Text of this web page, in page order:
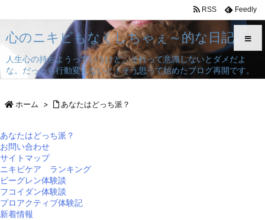
心のニキビもなくしちゃぇ～的な日記
人生心の持ちようっていうけど、それって意識しないとダメだよ
な。だったら行動変えないと！そう思って始めたブログ再開です。
メニュ
RSS Feedly
ホーム > あなたはどっち派？
あなたはどっち派？
お問い合わせ
サイトマップ
ニキビケア ランキング
ビーグレン体験談
フコイダン体験談
プロアクティブ体験記
新着情報